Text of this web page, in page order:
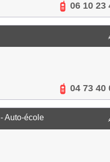
06 10 23
04 73 40
- Auto-école